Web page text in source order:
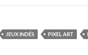
JEUX INDÉS PIXEL ART